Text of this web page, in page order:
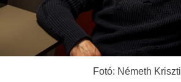
Fotó: Németh Kriszti